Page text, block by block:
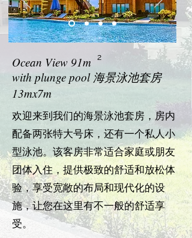
Ocean View 91m
with plunge pool 海景泳池套房
13mx7m
欢迎来到我们的海景泳池套房，房内
配备两张特大号床，还有一个私人小
型泳池。该客房非常适合家庭或朋友
团体入住，提供极致的舒适和放松体
验，享受宽敞的布局和现代化的设
施，让您在这里有不一般的舒适享
受。
2